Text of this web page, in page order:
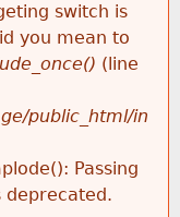
switch is
you mean to
(line
public_html/in
Passing
deprecated.